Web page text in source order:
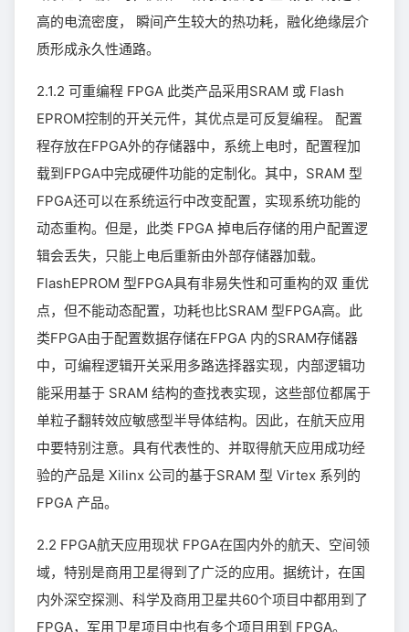
高的电流密度， 瞬间产生较大的热功耗，融化绝缘层介
质形成永久性通路。
2.1.2 可重编程 FPGA 此类产品采用SRAM 或 Flash
EPROM控制的开关元件，其优点是可反复编程。 配置
程存放在FPGA外的存储器中，系统上电时，配置程加
载到FPGA中完成硬件功能的定制化。其中，SRAM 型
FPGA还可以在系统运行中改变配置，实现系统功能的
动态重构。但是，此类 FPGA 掉电后存储的用户配置逻
辑会丢失，只能上电后重新由外部存储器加载。
FlashEPROM 型FPGA具有非易失性和可重构的双 重优
点，但不能动态配置，功耗也比SRAM 型FPGA高。此
类FPGA由于配置数据存储在FPGA 内的SRAM存储器
中，可编程逻辑开关采用多路选择器实现，内部逻辑功
能采用基于 SRAM 结构的查找表实现，这些部位都属于
单粒子翻转效应敏感型半导体结构。因此，在航天应用
中要特别注意。具有代表性的、并取得航天应用成功经
验的产品是 Xilinx 公司的基于SRAM 型 Virtex 系列的
FPGA 产品。
2.2 FPGA航天应用现状 FPGA在国内外的航天、空间领
域，特别是商用卫星得到了广泛的应用。据统计，在国
内外深空探测、科学及商用卫星共60个项目中都用到了
FPGA，军用卫星项目中也有多个项目用到 FPGA。